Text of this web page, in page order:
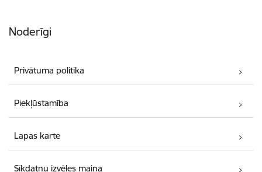
Noderīgi
Privātuma politika
Piekļūstamība
Lapas karte
Sīkdatņu izvēles maiņa